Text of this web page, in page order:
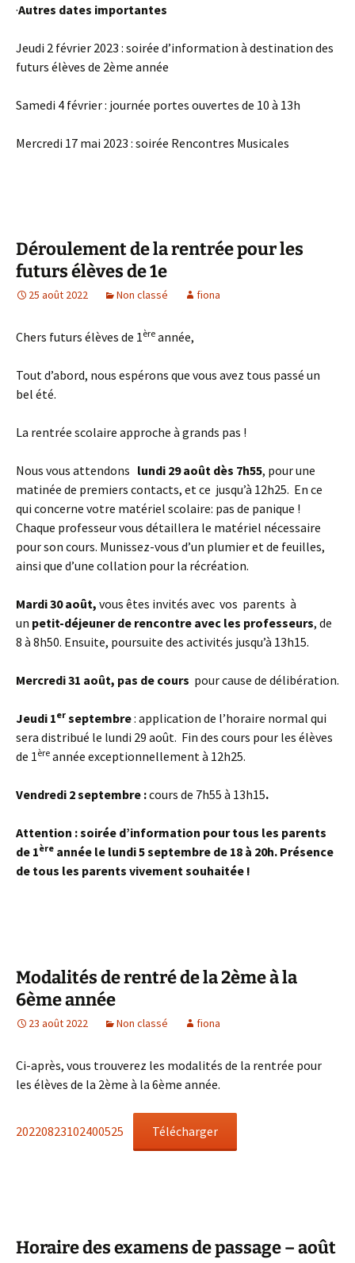
·Autres dates importantes
Jeudi 2 février 2023 : soirée d’information à destination des
futurs élèves de 2ème année
Samedi 4 février : journée portes ouvertes de 10 à 13h
Mercredi 17 mai 2023 : soirée Rencontres Musicales
Déroulement de la rentrée pour les
futurs élèves de 1e
25 août 2022 Non classé fiona
Chers futurs élèves de 1ère année,
Tout d’abord, nous espérons que vous avez tous passé un
bel été.
La rentrée scolaire approche à grands pas !
Nous vous attendons lundi 29 août dès 7h55, pour une
matinée de premiers contacts, et ce jusqu’à 12h25. En ce
qui concerne votre matériel scolaire: pas de panique !
Chaque professeur vous détaillera le matériel nécessaire
pour son cours. Munissez-vous d’un plumier et de feuilles,
ainsi que d’une collation pour la récréation.
Mardi 30 août, vous êtes invités avec vos parents à
un petit-déjeuner de rencontre avec les professeurs, de
8 à 8h50. Ensuite, poursuite des activités jusqu’à 13h15.
Mercredi 31 août, pas de cours pour cause de délibération.
Jeudi 1er septembre: application de l’horaire normal qui
sera distribué le lundi 29 août. Fin des cours pour les élèves
de 1ère année exceptionnellement à 12h25.
Vendredi 2 septembre :cours de 7h55 à 13h15.
Attention : soirée d’information pour tous les parents
de 1ère année le lundi 5 septembre de 18 à 20h. Présence
de tous les parents vivement souhaitée !
Modalités de rentré de la 2ème à la
6ème année
23 août 2022 Non classé fiona
Ci-après, vous trouverez les modalités de la rentrée pour
les élèves de la 2ème à la 6ème année.
20220823102400525 Télécharger
Horaire des examens de passage – août